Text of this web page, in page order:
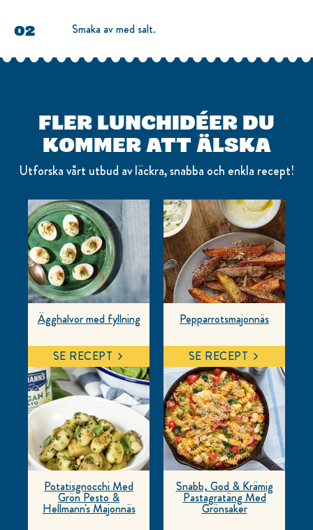
Smaka av med salt.
FLER LUNCHIDÉER DU
KOMMER ATT ÄLSKA
Utforska vårt utbud av läckra, snabba och enkla recept!
Ägghalvor med fyllning
SE RECEPT
Pepparrotsmajonnäs
SE RECEPT
Potatisgnocchi Med
Grön Pesto &
Hellmann's Majonnäs
Snabb, God & Krämig
Pastagratäng Med
Grönsaker